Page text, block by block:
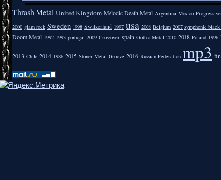
Thrash Metal United Kingdom Melodic Death Metal Argentīnā Mexico Progressive
2000 glam rock Sweden 1998 Switzerland 1997 usa 2008 Belgium 2007 symphonic
Doom Metal 1992 1993 portugal 2009 Crossover spain Gothic Metal 2010 2018 Poland 1996
2013 Chile 2014 1986 2015 Stoner Metal Groove 2016 Russian Federation mp3